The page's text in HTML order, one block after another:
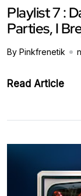
Playlist 7 :
Parties, I
By Pinkfrenetik
Read Article